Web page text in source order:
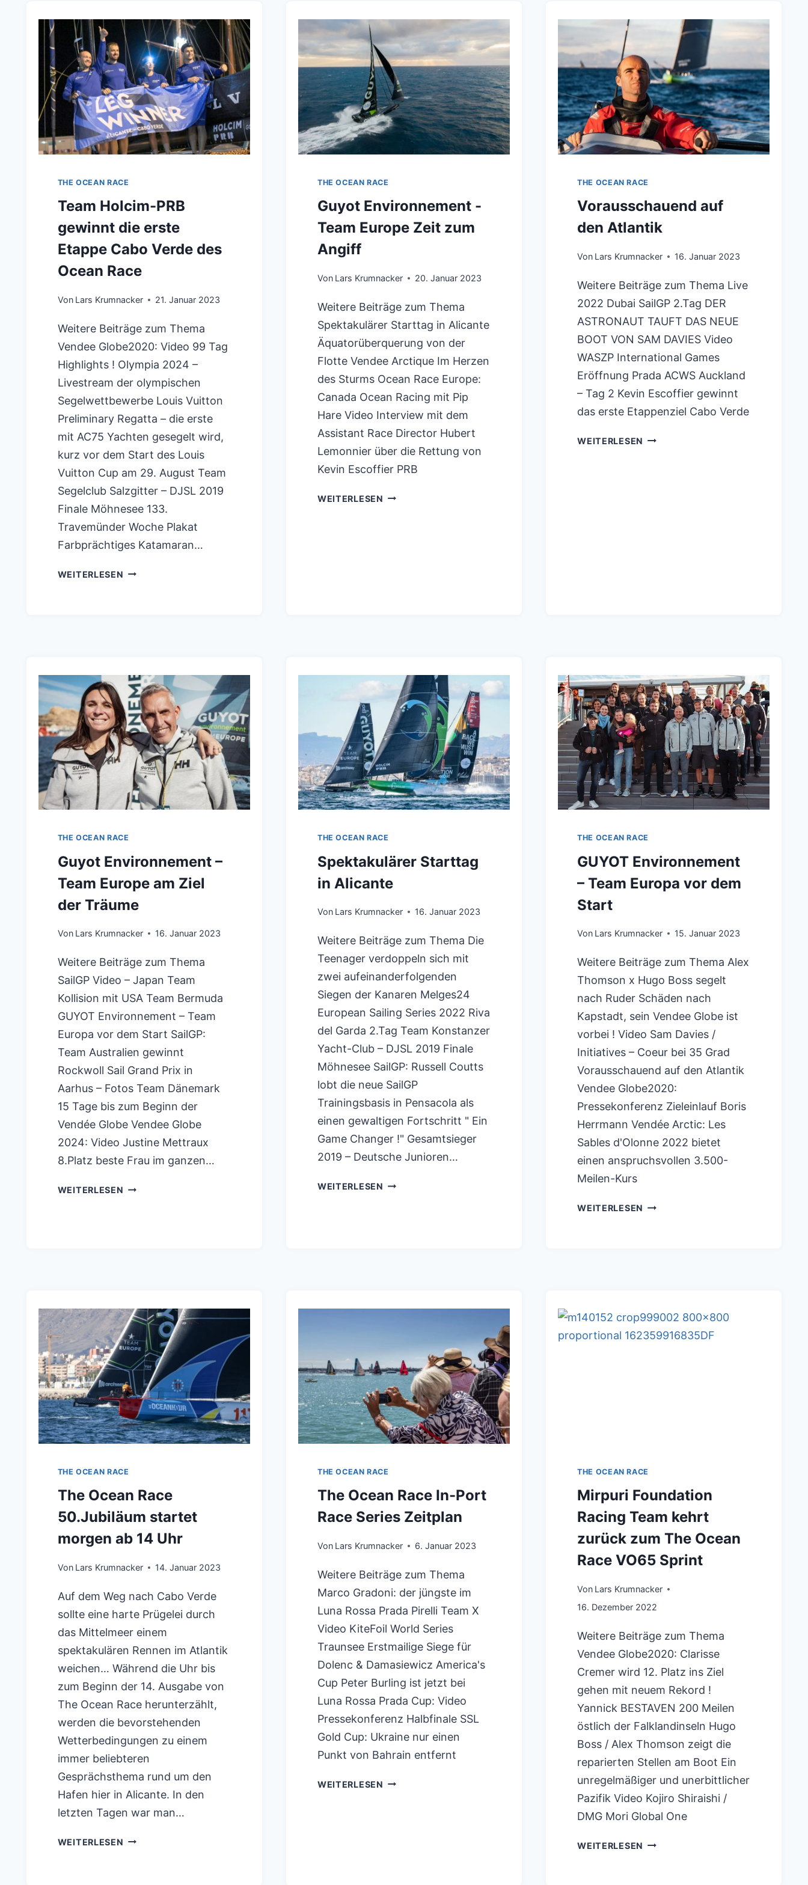
THE OCEAN RACE
Team Holcim-PRB
gewinnt die erste
Etappe Cabo Verde des
Ocean Race
Von Lars Krumnacker 21. Januar 2023
Weitere Beiträge zum Thema
Vendee Globe2020: Video 99 Tag
Highlights ! Olympia 2024 –
Livestream der olympischen
Segelwettbewerbe Louis Vuitton
Preliminary Regatta – die erste
mit AC75 Yachten gesegelt wird,
kurz vor dem Start des Louis
Vuitton Cup am 29. August Team
Segelclub Salzgitter – DJSL 2019
Finale Möhnesee 133.
Travemünder Woche Plakat
Farbprächtiges Katamaran…
WEITERLESEN TEAM
ETAPPE
CABO
VERDE
DES
OCEAN
RACE
THE OCEAN RACE
Guyot Environnement -
Team Europe Zeit zum
Angiff
Von Lars Krumnacker 20. Januar 2023
Weitere Beiträge zum Thema
Spektakulärer Starttag in Alicante
Äquatorüberquerung von der
Flotte Vendee Arctique Im Herzen
des Sturms Ocean Race Europe:
Canada Ocean Racing mit Pip
Hare Video Interview mit dem
Assistant Race Director Hubert
Lemonnier über die Rettung von
Kevin Escoffier PRB
WEITERLESEN GUYOT
THE OCEAN RACE
Vorausschauend auf
den Atlantik
Von Lars Krumnacker 16. Januar 2023
Weitere Beiträge zum Thema Live
2022 Dubai SailGP 2.Tag DER
ASTRONAUT TAUFT DAS NEUE
BOOT VON SAM DAVIES Video
WASZP International Games
Eröffnung Prada ACWS Auckland
– Tag 2 Kevin Escoffier gewinnt
das erste Etappenziel Cabo Verde
WEITERLESEN VORAUSSCHAUEND
THE OCEAN RACE
Guyot Environnement –
Team Europe am Ziel
der Träume
Von Lars Krumnacker 16. Januar 2023
Weitere Beiträge zum Thema
SailGP Video – Japan Team
Kollision mit USA Team Bermuda
GUYOT Environnement – Team
Europa vor dem Start SailGP:
Team Australien gewinnt
Rockwoll Sail Grand Prix in
Aarhus – Fotos Team Dänemark
15 Tage bis zum Beginn der
Vendée Globe Vendee Globe
2024: Video Justine Mettraux
8.Platz beste Frau im ganzen…
WEITERLESEN GUYOT
DER
TRÄUME
THE OCEAN RACE
Spektakulärer Starttag
in Alicante
Von Lars Krumnacker 16. Januar 2023
Weitere Beiträge zum Thema Die
Teenager verdoppeln sich mit
zwei aufeinanderfolgenden
Siegen der Kanaren Melges24
European Sailing Series 2022 Riva
del Garda 2.Tag Team Konstanzer
Yacht-Club – DJSL 2019 Finale
Möhnesee SailGP: Russell Coutts
lobt die neue SailGP
Trainingsbasis in Pensacola als
einen gewaltigen Fortschritt " Ein
Game Changer !" Gesamtsieger
2019 – Deutsche Junioren…
WEITERLESEN SPEKTAKULÄRER
THE OCEAN RACE
GUYOT Environnement
– Team Europa vor dem
Start
Von Lars Krumnacker 15. Januar 2023
Weitere Beiträge zum Thema Alex
Thomson x Hugo Boss segelt
nach Ruder Schäden nach
Kapstadt, sein Vendee Globe ist
vorbei ! Video Sam Davies /
Initiatives – Coeur bei 35 Grad
Vorausschauend auf den Atlantik
Vendee Globe2020:
Pressekonferenz Zieleinlauf Boris
Herrmann Vendée Arctic: Les
Sables d'Olonne 2022 bietet
einen anspruchsvollen 3.500-
Meilen-Kurs
WEITERLESEN GUYOT
DEM
START
THE OCEAN RACE
The Ocean Race
50.Jubiläum startet
morgen ab 14 Uhr
Von Lars Krumnacker 14. Januar 2023
Auf dem Weg nach Cabo Verde
sollte eine harte Prügelei durch
das Mittelmeer einem
spektakulären Rennen im Atlantik
weichen… Während die Uhr bis
zum Beginn der 14. Ausgabe von
The Ocean Race herunterzählt,
werden die bevorstehenden
Wetterbedingungen zu einem
immer beliebteren
Gesprächsthema rund um den
Hafen hier in Alicante. In den
letzten Tagen war man…
WEITERLESEN THE
THE OCEAN RACE
The Ocean Race In-Port
Race Series Zeitplan
Von Lars Krumnacker 6. Januar 2023
Weitere Beiträge zum Thema
Marco Gradoni: der jüngste im
Luna Rossa Prada Pirelli Team X
Video KiteFoil World Series
Traunsee Erstmailige Siege für
Dolenc & Damasiewicz America's
Cup Peter Burling ist jetzt bei
Luna Rossa Prada Cup: Video
Pressekonferenz Halbfinale SSL
Gold Cup: Ukraine nur einen
Punkt von Bahrain entfernt
WEITERLESEN THE
THE OCEAN RACE
Mirpuri Foundation
Racing Team kehrt
zurück zum The Ocean
Race VO65 Sprint
Von Lars Krumnacker
16. Dezember 2022
Weitere Beiträge zum Thema
Vendee Globe2020: Clarisse
Cremer wird 12. Platz ins Ziel
gehen mit neuem Rekord !
Yannick BESTAVEN 200 Meilen
östlich der Falklandinseln Hugo
Boss / Alex Thomson zeigt die
reparierten Stellen am Boot Ein
unregelmäßiger und unerbittlicher
Pazifik Video Kojiro Shiraishi /
DMG Mori Global One
WEITERLESEN MIRPURI